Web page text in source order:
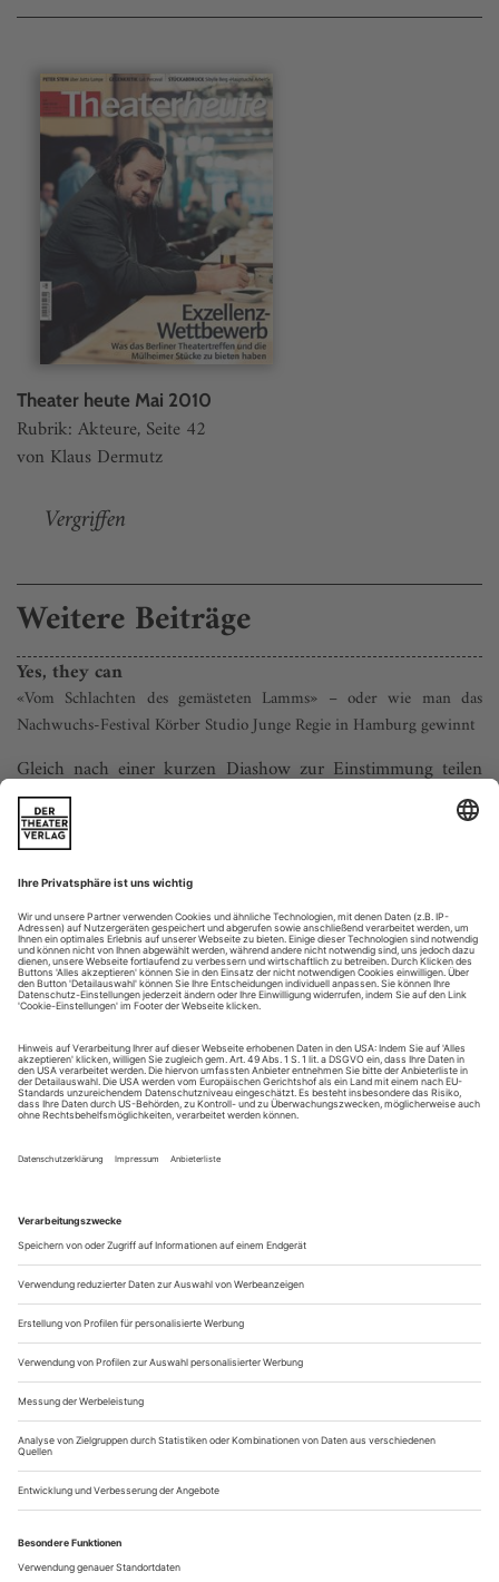
Theater heute Mai 2010
Rubrik: Akteure, Seite 42
von Klaus Dermutz
Vergriffen
Weitere Beiträge
Yes, they can
«Vom Schlachten des gemästeten Lamms» – oder wie man das
Nachwuchs-Festival Körber Studio Junge Regie in Hamburg gewinnt
Gleich nach einer kurzen Diashow zur Einstimmung teilen
sich Gesine Hohmann und Stephan Stock die Bühne gerecht
auf. Auf der linken Seite arbeitet sich der Berner
Schauspielschüler mit geradem Rücken, irritierend
wohlgesetztem Lächeln und ein paar multifunktionalen
Holzlatten durch den stoischen Optimismus von Halldor
Laxness’ «Sein eigener Herr»: die Geschichte...
Unheil am Stück
Dea Loher «Unschuld» (Staatstheater Kassel, Schauspielhaus)
Dea Lohers Territorium ist das Leben der be­ladenen
Menschen, die manchmal dann doch einen gewissen Witz ihr
eigen nennen. Frau Zucker ist so eine. Ihr Bein fault
dieses lakonische «Wäre ich Tankwart, genügte eine
und Fadoul, die am Strand so lange über eine...
Der letzte Stern der Müden
Der Film-, Theater- und Opernregisseur Werner Schroeter starb mit
65 Jahren
Was für eine seltsame, singuläre Karriere, die sich da zwischen
den Theatern von Kassel oder Oberhausen, Berlin und
Hamburg, den Opern von Amsterdam oder Paris und
Filmretrospektiven in Locarno, Rom und New York bewegt
hat!
Werner Schroeter war von Beginn an und blieb bis zuletzt ein
Sonderfall – als Filmemacher des deutschen Autorenkinos, als